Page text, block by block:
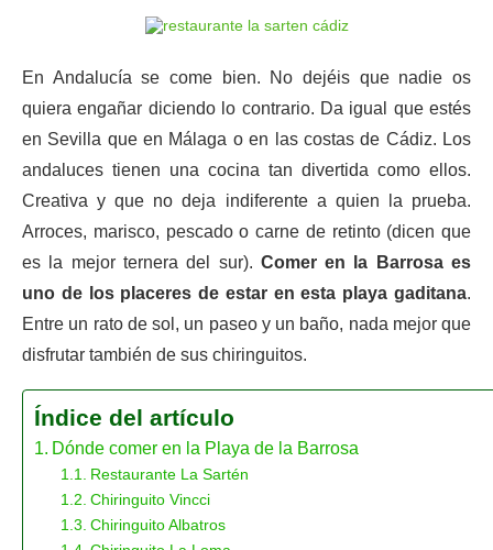
En Andalucía se come bien. No dejéis que nadie os
quiera engañar diciendo lo contrario. Da igual que estés
en Sevilla que en Málaga o en las costas de Cádiz. Los
andaluces tienen una cocina tan divertida como ellos.
Creativa y que no deja indiferente a quien la prueba.
Arroces, marisco, pescado o carne de retinto (dicen que
es la mejor ternera del sur). Comer en la Barrosa es
uno de los placeres de estar en esta playa gaditana.
Entre un rato de sol, un paseo y un baño, nada mejor que
disfrutar también de sus chiringuitos.
Índice del artículo
Dónde comer en la Playa de la Barrosa
Restaurante La Sartén
Chiringuito Vincci
Chiringuito Albatros